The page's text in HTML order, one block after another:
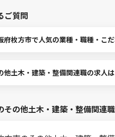
ご質問
府枚方市で人気の業種・職種・こ
他土木・建築・整備関連職の求人
その他土木・建築・整備関連